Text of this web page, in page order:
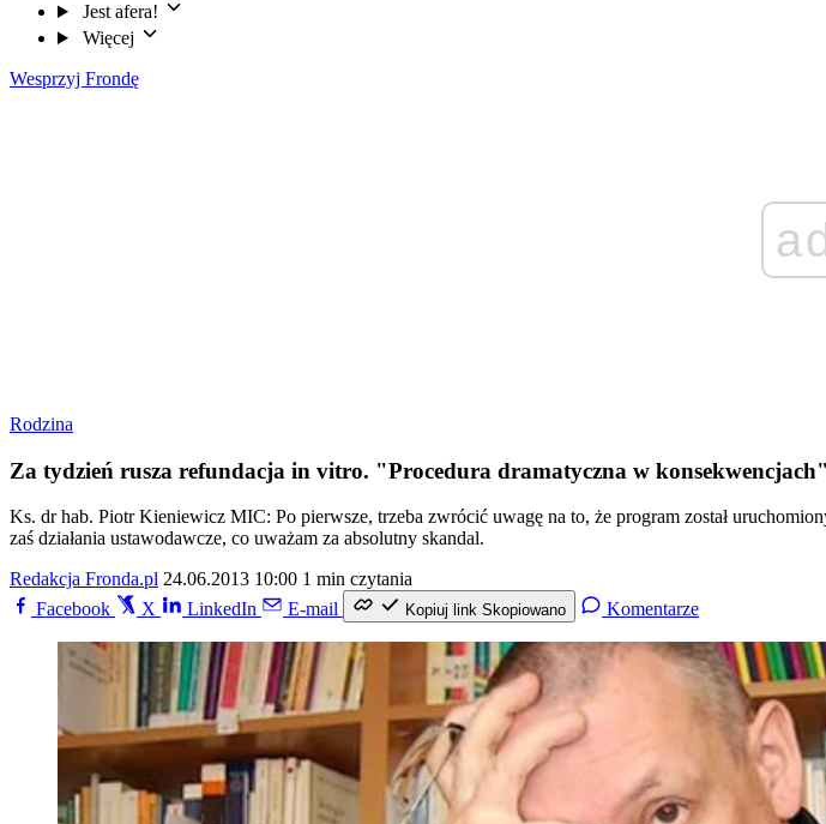
Jest afera!
Więcej
Wesprzyj Frondę
Rodzina
Za tydzień rusza refundacja in vitro. "Procedura dramatyczna w konsekwencjach"
Ks. dr hab. Piotr Kieniewicz MIC: Po pierwsze, trzeba zwrócić uwagę na to, że program został
zaś działania ustawodawcze, co uważam za absolutny skandal.
Redakcja Fronda.pl 24.06.2013 10:00 1 min czytania
Facebook
X LinkedIn E-mail Kopiuj link Skopiowano Komentarze